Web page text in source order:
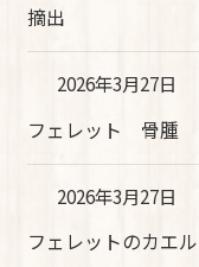
摘出
2026年3月27日
フェレット 骨腫
2026年3月27日
フェレットのカエ